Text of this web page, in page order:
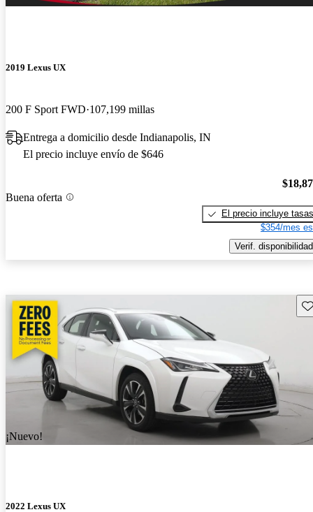
2019 Lexus UX
200 F Sport FWD 107,199 millas
Entrega a domicilio desde Indianapolis, IN
El precio incluye envío de $646
Buena oferta
El precio incluye tasas
$354/mes
Verif. disponibilidad
¡Nuevo!
2022 Lexus UX